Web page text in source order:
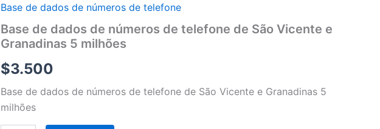
Base de dados de números de telefone
Base de dados de números de telefone de São Vicente e
Granadinas 5 milhões
$3.500
Base de dados de números de telefone de São Vicente e Granadinas 5
milhões
de
de
números
telefone
de
São
Vicente
Granadinas